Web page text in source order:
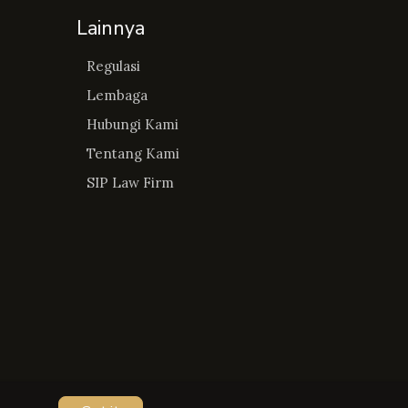
Lainnya
Regulasi
Lembaga
Hubungi Kami
Tentang Kami
SIP Law Firm